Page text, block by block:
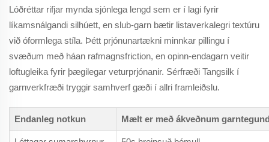
Lóðréttar rifjar mynda sjónlega lengd sem er í lagi fyrir
líkamsnálgandi silhúett, en slub-garn bætir listaverkalegri textúru
við óformlega stíla. Þétt prjónunartækni minnkar pillingu í
svæðum með háan rafmagnsfriction, en opinn-endagarn veitir
loftugleika fyrir þægilegar veturprjónanir. Sérfræði Tangsilk í
garnverkfræði tryggir samhverf gæði í allri framleiðslu.
Endanleg notkun Mælt er með ákveðnum